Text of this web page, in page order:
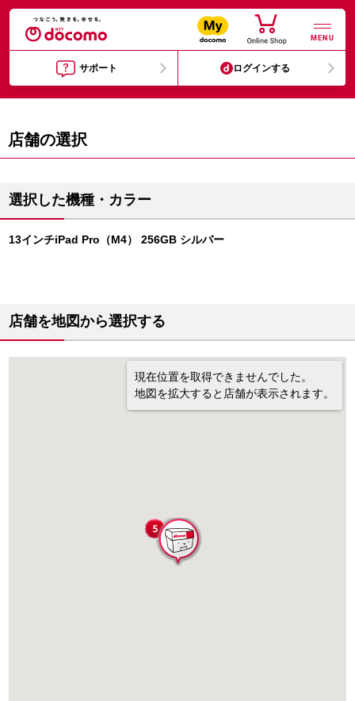
MENU
サポート ログインする
店舗の選択
選択した機種・カラー
13インチiPad Pro（M4） 256GB シルバー
店舗を地図から選択する
現在位置を取得できませんでした。
地図を拡大すると店舗が表示されます。